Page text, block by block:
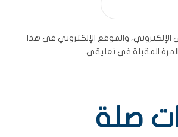
والموقع الإلكتروني في هذا
المقبلة في تعليقي.
صلة